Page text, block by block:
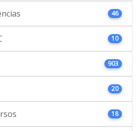
46
10
903
20
18